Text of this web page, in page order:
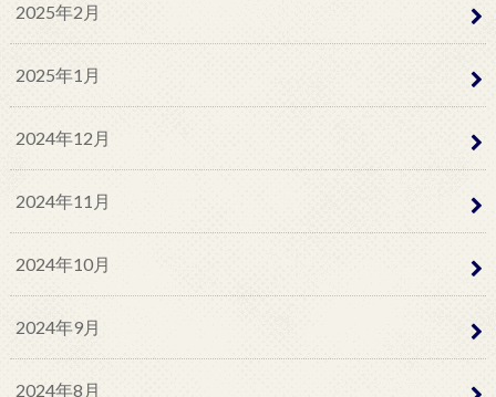
2025年2月
2025年1月
2024年12月
2024年11月
2024年10月
2024年9月
2024年8月